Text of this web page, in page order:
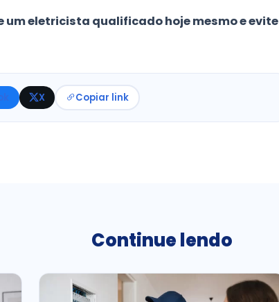
eletricista qualificado hoje mesmo e evite
X Copiar link
Continue lendo